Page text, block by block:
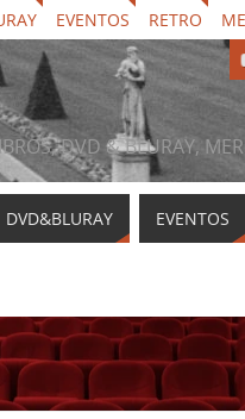
EVENTOS RETRO
DVD & BLURAY,
DVD&BLURAY EVENTOS